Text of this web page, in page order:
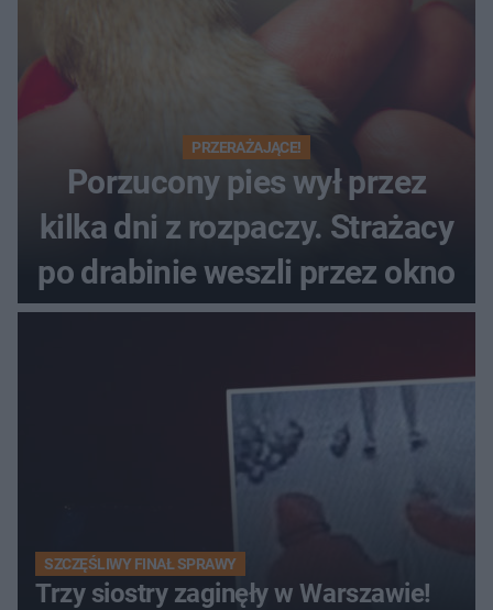
PRZERAŻAJĄCE!
Porzucony pies wył przez
kilka dni z rozpaczy. Strażacy
po drabinie weszli przez okno
SZCZĘŚLIWY FINAŁ SPRAWY
Trzy siostry zaginęły w Warszawie!